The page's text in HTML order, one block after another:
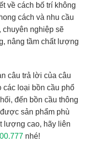
về cách bố trí không
cách và nhu cầu
chuyên nghiệp sẽ
nâng tầm chất lượng
câu trả lời của câu
các loại bồn cầu phổ
đến bồn cầu thông
sản phẩm phù
lượng cao, hãy liên
nhé!